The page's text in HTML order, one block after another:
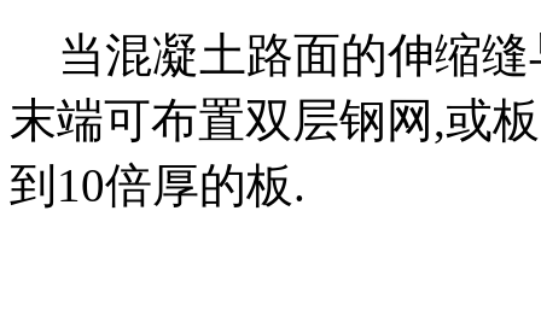
当混凝土路面的伸缩缝
末端可布置双层钢网,或
到10倍厚的板.